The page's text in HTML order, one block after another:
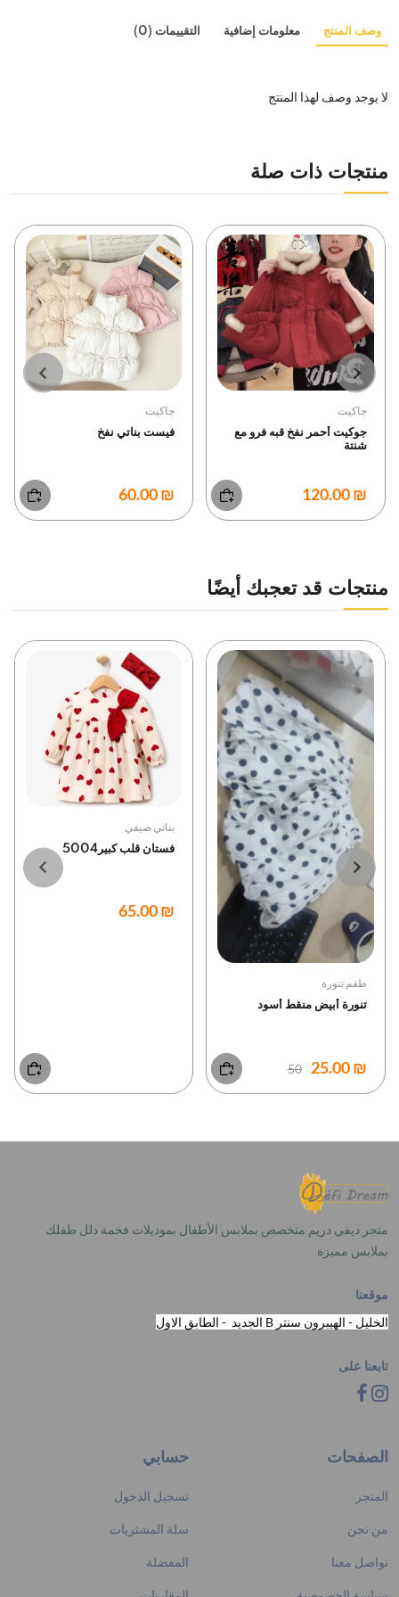
وصف المنتج معلومات إضافية التقييمات (0)
لا يوجد وصف لهذا المنتج
منتجات ذات صلة
جاكيت
جوكيت أحمر نفخ قبه فرو مع
شنتة
₪ 120.00
جاكيت
فيست بناتي نفخ
₪ 60.00
منتجات قد تعجبك أيضًا
طقم تنورة
تنورة أبيض منقط أسود
₪ 25.00
50
بناتي صيفي
فستان قلب كبير5004
₪ 65.00
متجر ديفي دريم متخصص بملابس الأطفال بموديلات فخمة دلل طفلك
بملابس مميزة
موقعنا
الخليل - الهيبرون سنتر B الجديد - الطابق الاول
تابعنا على
الصفحات
المتجر
من نحن
تواصل معنا
حسابي
تسجيل الدخول
سلة المشتريات
المفضلة